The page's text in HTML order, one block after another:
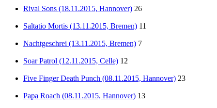
Rival Sons (18.11.2015, Hannover) 26
Saltatio Mortis (13.11.2015, Bremen) 11
Nachtgeschrei (13.11.2015, Bremen) 7
Soar Patrol (12.11.2015, Celle) 12
Five Finger Death Punch (08.11.2015, Hannover) 23
Papa Roach (08.11.2015, Hannover) 13